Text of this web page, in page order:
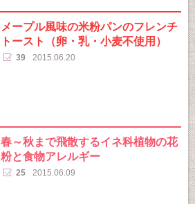
メープル風味の米粉パンのフレンチ
トースト（卵・乳・小麦不使用）
39 2015.06.20
春～秋まで飛散するイネ科植物の花
粉と食物アレルギー
25 2015.06.09